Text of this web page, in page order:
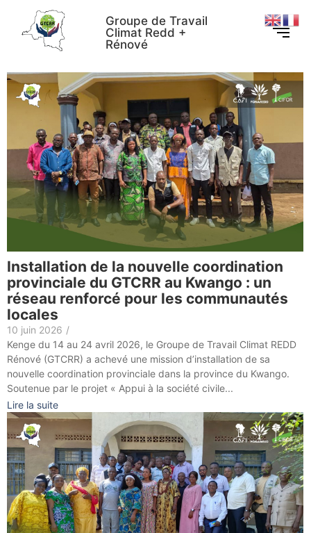
Groupe de Travail
Climat Redd +
Rénové
Installation de la nouvelle coordination
provinciale du GTCRR au Kwango : un
réseau renforcé pour les communautés
locales
10 juin 2026 /
Kenge du 14 au 24 avril 2026, le Groupe de Travail Climat REDD
Rénové (GTCRR) a achevé une mission d’installation de sa
nouvelle coordination provinciale dans la province du Kwango.
Soutenue par le projet « Appui à la société civile...
Lire la suite